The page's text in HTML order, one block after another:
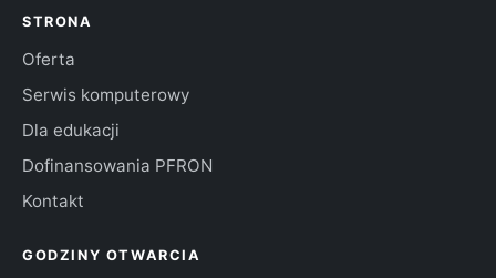
STRONA
Oferta
Serwis komputerowy
Dla edukacji
Dofinansowania PFRON
Kontakt
GODZINY OTWARCIA